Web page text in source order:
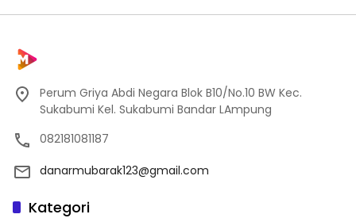
Perum Griya Abdi Negara Blok B10/No.10 BW Kec.
Sukabumi Kel. Sukabumi Bandar LAmpung
082181081187
danarmubarak123@gmail.com
Kategori